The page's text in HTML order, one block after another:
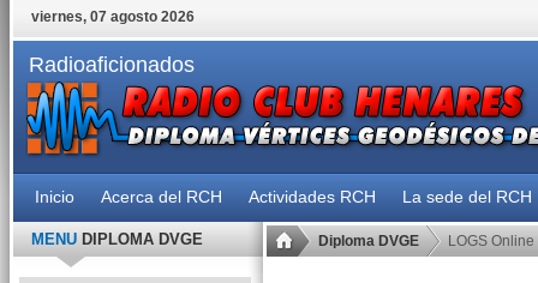
viernes, 07 agosto 2026
Radioaficionados
Inicio Acerca del RCH Actividades RCH La sede del RCH
Diploma DVGE LOGS Online
MENUDIPLOMA DVGE